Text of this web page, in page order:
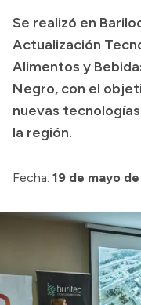
Compras y
Consulta de
Consulta de pago a
Convocatorias
Intranet
Login
Se realizó en
Actualización
Alimentos y
Negro, con el
nuevas
la región.
Fecha: 19 de mayo